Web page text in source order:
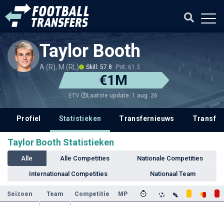
Taylor Booth
A (R), M (RL) Skill: 57.8 Pot: 61.3
€1M
ETV Laatste update: 1 aug. 26
Profiel Statistieken Transfernieuws
Taylor Booth Statistieken
Alle Alle Competities Nationale Competities
Internationaal Competities Nationaal Team
Seizoen Team Competitie MP